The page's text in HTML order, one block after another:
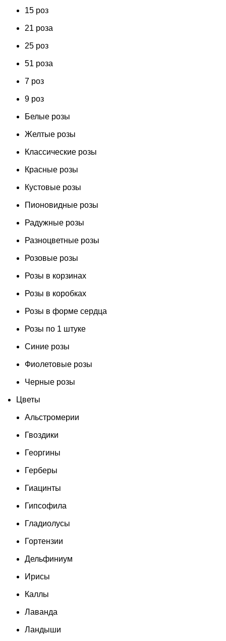
15 роз
21 роза
25 роз
51 роза
7 роз
9 роз
Белые розы
Желтые розы
Классические розы
Красные розы
Кустовые розы
Пионовидные розы
Радужные розы
Разноцветные розы
Розовые розы
Розы в корзинах
Розы в коробках
Розы в форме сердца
Розы по 1 штуке
Синие розы
Фиолетовые розы
Черные розы
Цветы
Альстромерии
Гвоздики
Георгины
Герберы
Гиацинты
Гипсофила
Гладиолусы
Гортензии
Дельфиниум
Ирисы
Каллы
Лаванда
Ландыши